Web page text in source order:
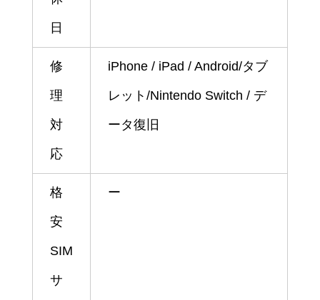
日
修
理
対
応
iPhone / iPad / Android/タブ
レット/Nintendo Switch / デ
ータ復旧
格
安
SIM
サ
ー